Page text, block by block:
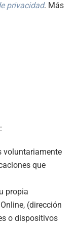
privacidad. Más
voluntariamente
que
propia
(dirección
o dispositivos